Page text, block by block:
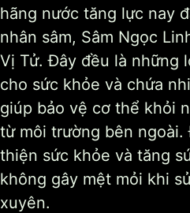
hãng nước tăng lực nay
nhân sâm, Sâm Ngọc
Vị Tử. Đây đều là những
cho sức khỏe và chứa
giúp bảo vệ cơ thể khỏi
từ môi trường bên
thiện sức khỏe và tăng
không gây mệt mỏi khi
xuyên.